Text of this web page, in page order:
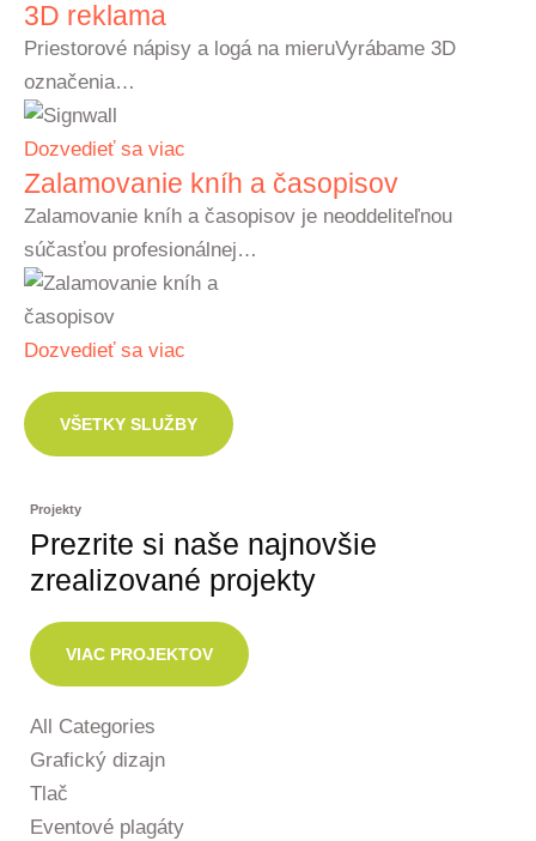
3D reklama
Priestorové nápisy a logá na mieruVyrábame 3D
označenia…
Dozvedieť sa viac
Zalamovanie kníh a časopisov
Zalamovanie kníh a časopisov je neoddeliteľnou
súčasťou profesionálnej…
Dozvedieť sa viac
VŠETKY SLUŽBY
Projekty
Prezrite si naše najnovšie
zrealizované projekty
VIAC PROJEKTOV
All Categories
Grafický dizajn
Tlač
Eventové plagáty